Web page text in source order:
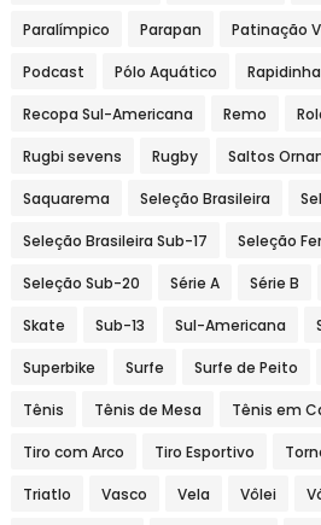
Paralímpico Parapan Patinação
Podcast Pólo Aquático
Recopa Sul-Americana Remo
Rugbi sevens Rugby Saltos
Saquarema Seleção Brasileira
Seleção Brasileira Sub-17 Seleção
Seleção Sub-20 Série A Série B
Skate Sub-13 Sul-Americana
Superbike Surfe Surfe de Peito
Tênis Tênis de Mesa Tênis em
Tiro com Arco Tiro Esportivo
Triatlo Vasco Vela Vôlei